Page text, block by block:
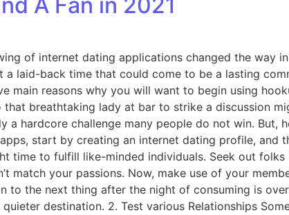
of internet dating applications changed the way
a laid-back time that could come to be a lasting
reasons why you will want to begin using
that breathtaking lady at bar to strike a discussion
hardcore challenge many people do not win. But,
start by creating an internet dating profile, and
time to fulfill like-minded individuals. Seek out
your passions. Now, make use of your
the next thing after the night of consuming is
destination. 2. Test various Relationships